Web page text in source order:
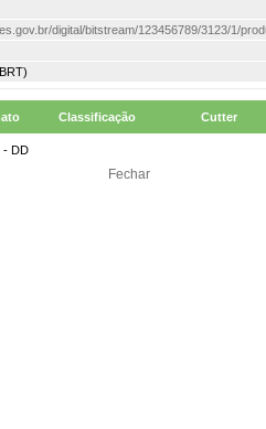
digital/bitstream/123456789/3123/1/
Classificação Cutter
- DD
Fechar